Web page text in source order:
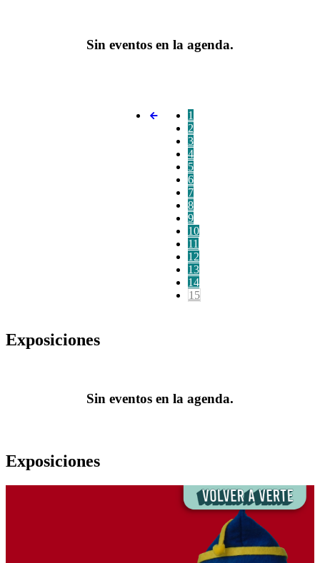
Sin eventos en la agenda.
1
2
3
4
5
6
7
8
9
10
11
12
13
14
15
Exposiciones
Sin eventos en la agenda.
Exposiciones